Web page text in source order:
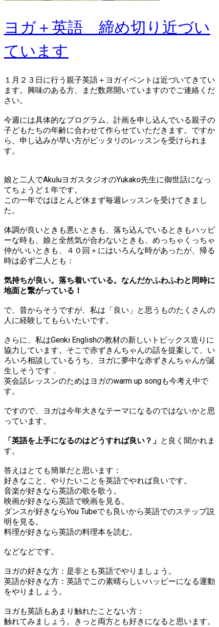
ヨガ＋英語 締め切り近づい
ています
１月２３日に行う 親子英語＋ヨガイベント は近づいてきてい
ます。興味のある方、まだ数席開いていますのでご連絡くだ
さい。
今週には具体的なプログラム、計画を申し込んでいる親子の
子どもたちの年齢に合わせて作らせていただきます。ですか
ら、申し込みが早い方がピッタリのレッスンを受けられま
す。
娘と二人でAkuluヨガスタジオのYukako先生に御世話になっ
てちょうど１年です。
この一年ではほとんど休まず毎週レッスンを受けてきまし
た。
体調が良いときも悪いときも、落ち込んでいるときもハッピ
ーな時も、娘と全然気が合わないときも、めっちゃくっちゃ
仲がいいときも、４０回＋にはいろんな時があったが、帰る
時は必ず二人とも：
気持ちが良い。落ち着いている。なんだかふわふわと同時に
地面と繋がっている！
で、昔からそうですが、私は「良い」と思うものたくさんの
人に経験してもらいたいです。
さらに、私はGenki Englishの教材の新しいトピックス造りに
協力しています。そこで赤ずきんちゃんの話を提案して、い
ろいろ相談しているうち、ヨガに夢中な赤ずきんちゃんが誕
生しそうです．
英会話レッスンのためはヨガのwarm up songも今考え中で
す。
ですので、ヨガは今年大きなテーマになるのではないかと思
っています。
「英語を上手になるのはどうすれば良い？」 と良く聞かれま
す。
答えはとても簡単だと思います：
好きなこと、やりたいことを英語でやれば良いです。
音楽が好きなら英語の歌を歌う。
映画が好きなら英語で映画を見る。
ダンスが好きならYou Tubeでも良いから英語でのステップ説
明を見る。
料理が好きなら英語の料理本を読む。
などなどです。
ヨガの好きな方：是非とも英語でやりましょう。
英語が好きな方：英語でこの素晴らしいハッピーになる運動
をやりましょう。
ヨガも英語もあまり触れたことない方：
触れてみましょう。きっと両方とも好きになると思います。